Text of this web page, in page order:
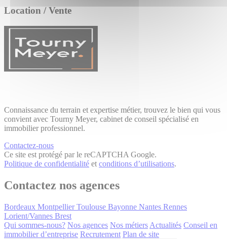
Location / Vente
Connaissance du terrain et expertise métier, trouvez le bien qui vous
convient avec Tourny Meyer, cabinet de conseil spécialisé en
immobilier professionnel.
Contactez-nous
Ce site est protégé par le reCAPTCHA Google.
Politique de confidentialité et conditions d’utilisations.
Contactez nos agences
Bordeaux Montpellier Toulouse Bayonne Nantes Rennes
Lorient/Vannes Brest
Qui sommes-nous? Nos agences Nos métiers Actualités Conseil en
immobilier d’entreprise Recrutement Plan de site